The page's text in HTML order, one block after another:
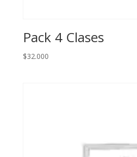
Pack 4 Clases
$32.000